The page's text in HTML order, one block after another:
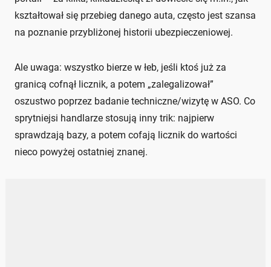
kształtował się przebieg danego auta, często jest szansa
na poznanie przybliżonej historii ubezpieczeniowej.
Ale uwaga: wszystko bierze w łeb, jeśli ktoś już za
granicą cofnął licznik, a potem „zalegalizował”
oszustwo poprzez badanie techniczne/wizytę w ASO. Co
sprytniejsi handlarze stosują inny trik: najpierw
sprawdzają bazy, a potem cofają licznik do wartości
nieco powyżej ostatniej znanej.